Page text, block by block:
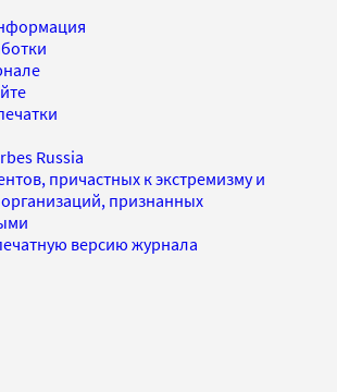
Russia
причастных к экстремизму и
признанных
версию журнала